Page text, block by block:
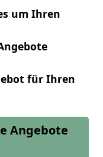
um Ihren
für Ihren
Angebote